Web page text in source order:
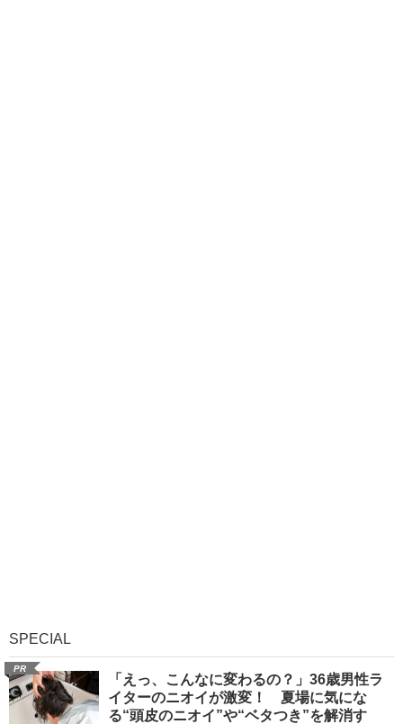
SPECIAL
PR
「えっ、こんなに変わるの？」36歳男性ラ
イターのニオイが激変！ 夏場に気にな
る“頭皮のニオイ”や“ベタつき”を解消す